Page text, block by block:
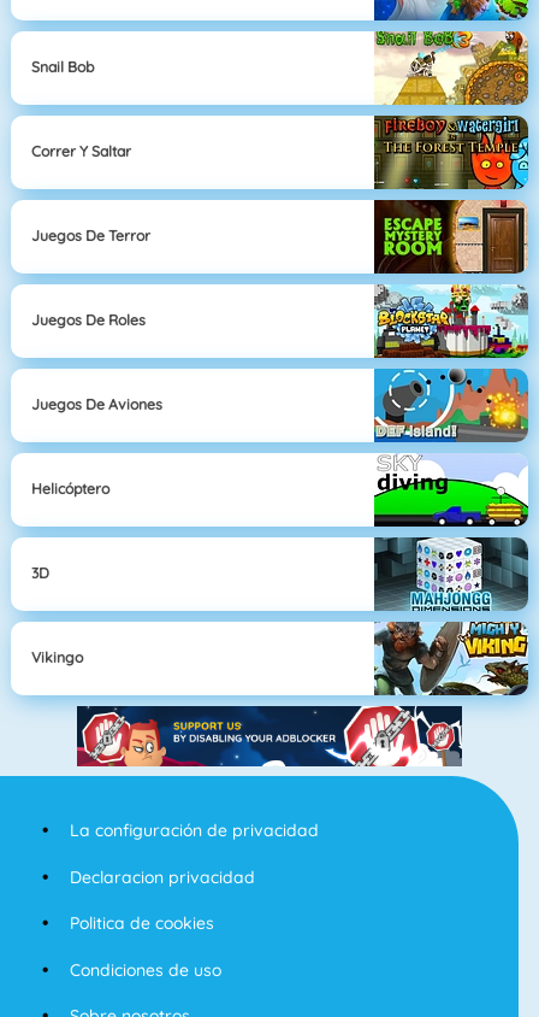
Snail Bob
Correr Y Saltar
Juegos De Terror
Juegos De Roles
Juegos De Aviones
Helicóptero
3D
Vikingo
La configuración de privacidad
Declaracion privacidad
Politica de cookies
Condiciones de uso